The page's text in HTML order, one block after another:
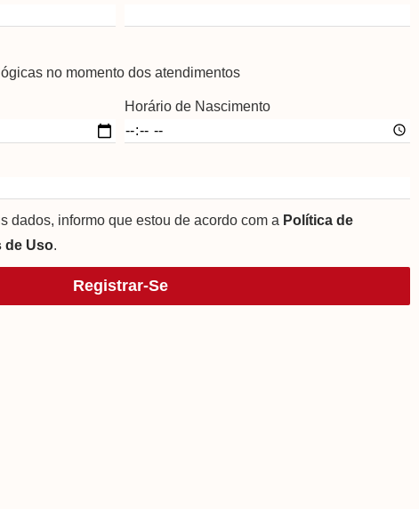
no momento dos atendimentos
Horário de Nascimento
dados, informo que estou de acordo com a Política de
de Uso.
Registrar-Se